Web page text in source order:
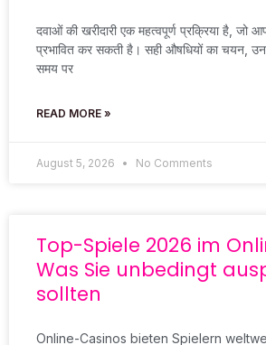
दवाओं की खरीदारी एक महत्वपूर्ण प्रक्रिया है, जो
प्रभावित कर सकती है। सही औषधियों का चयन,
समय पर
READ MORE »
August 5, 2026 No Comments
Top-Spiele 2026 im
Was Sie unbedingt
sollten
Online-Casinos bieten Spielern